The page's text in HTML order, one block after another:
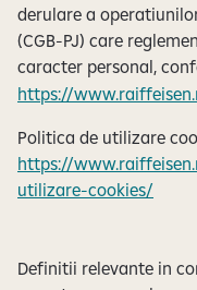
derulare a
(CGB-PJ) care
caracter personal,
https://
Politica de utilizare
https://
utilizare-cookies/
Definitii relevante in